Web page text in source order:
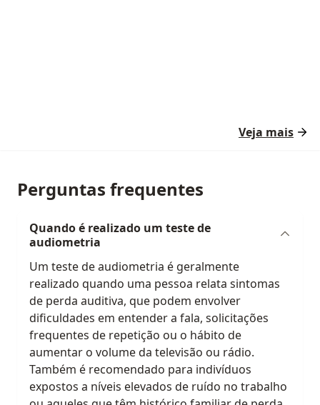
Veja mais
Perguntas frequentes
Quando é realizado um teste de
audiometria
Um teste de audiometria é geralmente
realizado quando uma pessoa relata sintomas
de perda auditiva, que podem envolver
dificuldades em entender a fala, solicitações
frequentes de repetição ou o hábito de
aumentar o volume da televisão ou rádio.
Também é recomendado para indivíduos
expostos a níveis elevados de ruído no trabalho